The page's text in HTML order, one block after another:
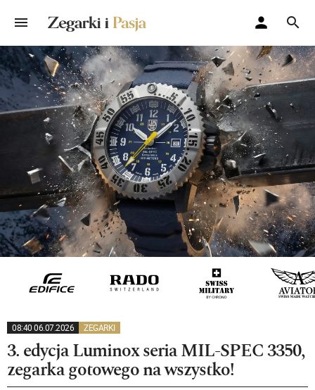
08:40 06.07.2026 ZEGARKI
3. edycja Luminox seria MIL-SPEC 3350,
zegarka gotowego na wszystko!